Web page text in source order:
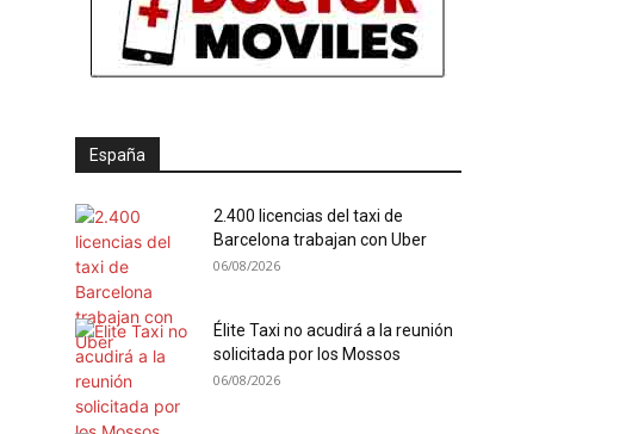
España
2.400 licencias del taxi de
Barcelona trabajan con Uber
06/08/2026
Élite Taxi no acudirá a la reunión
solicitada por los Mossos
06/08/2026